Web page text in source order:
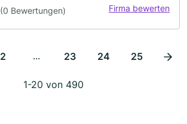
(0 Bewertungen) Firma bewerten
2 ... 23 24 25
1-20 von 490